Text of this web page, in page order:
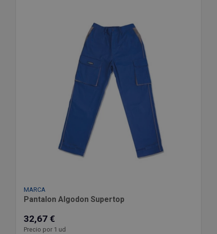
MARCA
Pantalon Algodon Supertop
32,67 €
Precio por 1 ud